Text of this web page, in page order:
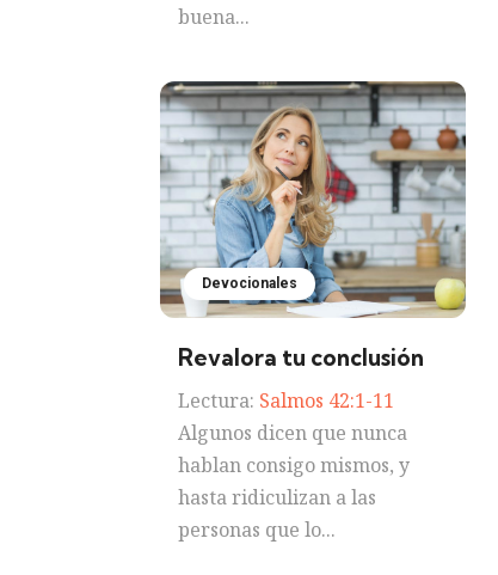
buena...
Devocionales
Revalora tu conclusión
Lectura: Salmos 42:1-11
Algunos dicen que nunca
hablan consigo mismos, y
hasta ridiculizan a las
personas que lo...